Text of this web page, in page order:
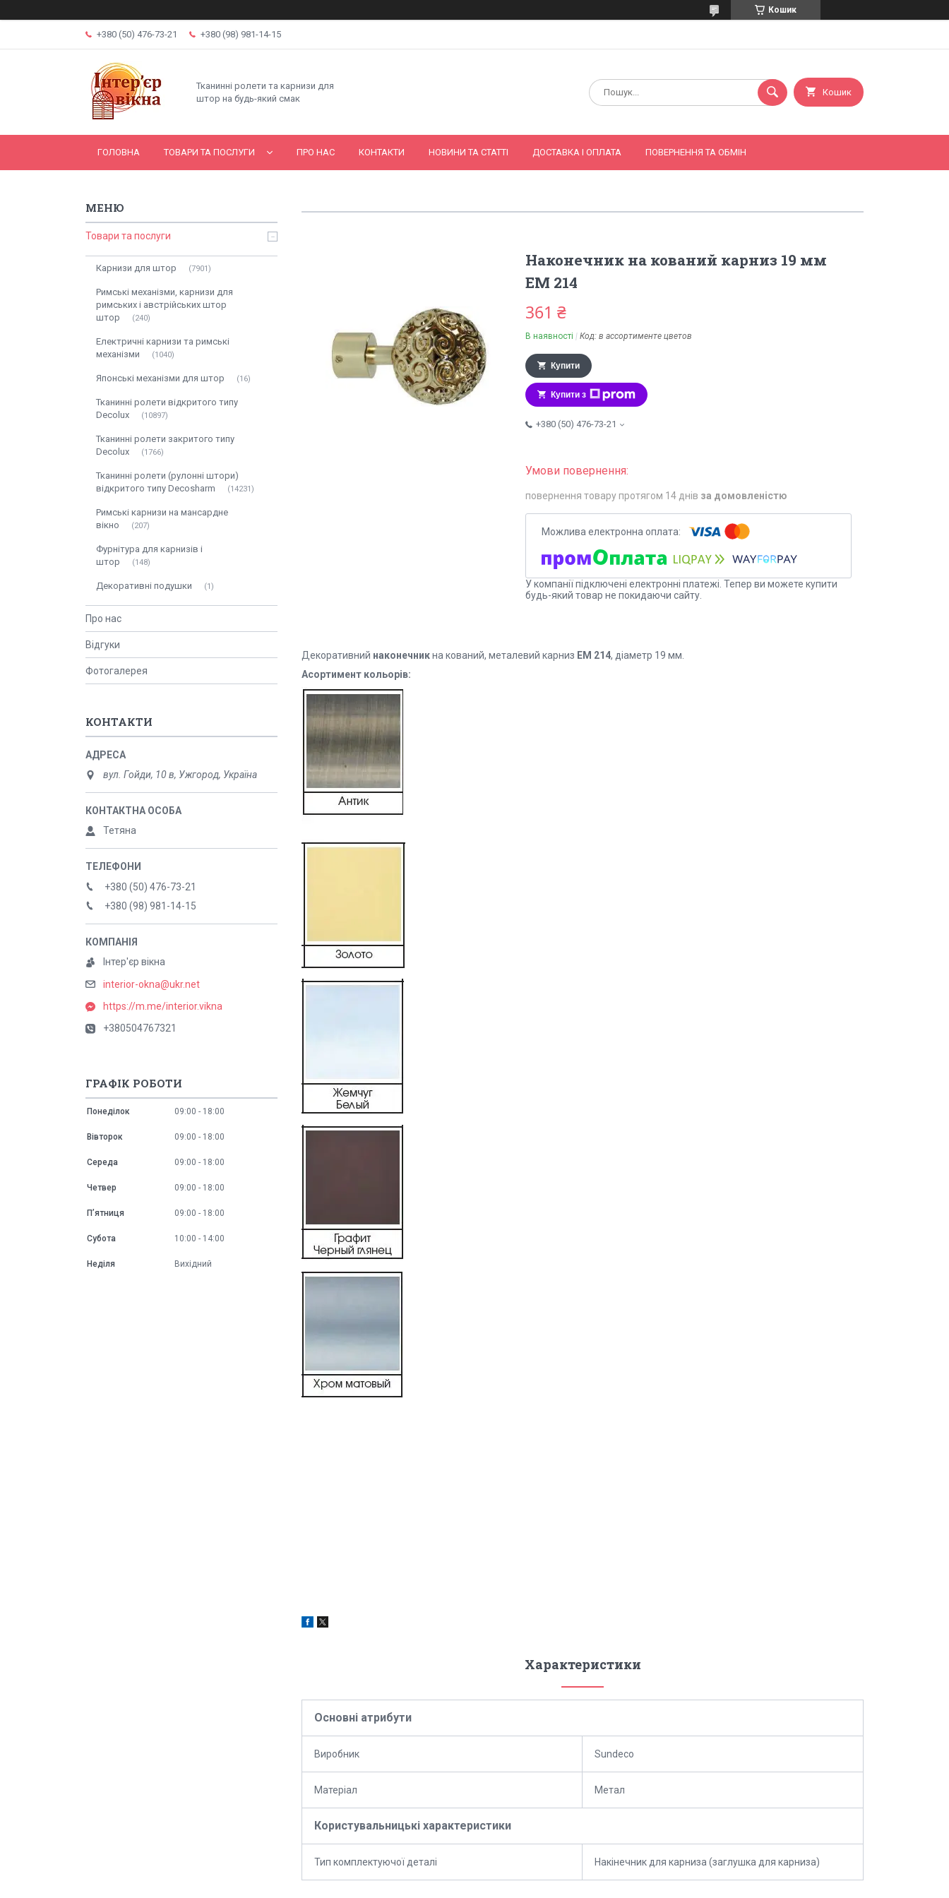
Кошик
+380 (50) 476-73-21 +380 (98) 981-14-15
Тканинні ролети та карнизи для
штор на будь-який смак
Кошик
ГОЛОВНА ТОВАРИ ТА ПОСЛУГИ ПРО НАС КОНТАКТИ НОВИНИ ТА СТАТТІ ДОСТАВКА І ОПЛАТА ПОВЕРНЕННЯ ТА ОБМІН
Наконечник на кований карниз 19 мм
EМ 214
361 ₴
В наявності Код: в ассортименте цветов
Купити
Купити з
+380 (50) 476-73-21
повернення товару протягом 14 днів за домовленістю
У компанії підключені електронні платежі. Тепер ви можете купити
будь-який товар не покидаючи сайту.
Декоративний наконечникна кований, металевий карниз EМ 214, діаметр 19 мм.
Асортимент кольорів:
Характеристики
Основні атрибути
Виробник Sundeco
Матеріал Метал
Користувальницькі характеристики
Тип комплектуючої деталі Накінечник для карниза (заглушка для карниза)
Товари та послуги
Карнизи для штор 7901
Римські механізми, карнизи для
римських і австрійських штор
штор
240
Електричні карнизи та римські
механізми
1040
Японські механізми для штор 16
Тканинні ролети відкритого типу
Decolux
10897
Тканинні ролети закритого типу
Decolux
1766
Тканинні ролети (рулонні штори)
відкритого типу Decosharm
14231
Римські карнизи на мансардне
вікно
207
Фурнітура для карнизів і
штор
148
Декоративні подушки 1
Про нас
Відгуки
Фотогалерея
КОНТАКТИ
вул. Гойди, 10 в, Ужгород, Україна
Тетяна
+380 (50) 476-73-21
+380 (98) 981-14-15
Інтер'єр вікна
interior-okna@ukr.net
https://m.me/interior.vikna
+380504767321
ГРАФІК РОБОТИ
Понеділок 09:00 18:00
Вівторок 09:00 18:00
Середа 09:00 18:00
Четвер 09:00 18:00
Пʼятниця 09:00 18:00
Субота 10:00 14:00
Неділя Вихідний